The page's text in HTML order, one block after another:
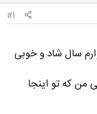
#1
سال شاد و خوبی
من که تو اینجا